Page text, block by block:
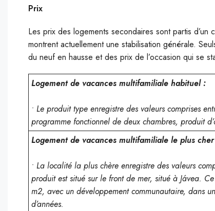
Prix
Les prix des logements secondaires sont partis
montrent actuellement une stabilisation générale.
du neuf en hausse et des prix de l’occasion qui se
Logement de vacances multifamiliale habituel :
• Le produit type enregistre des valeurs comprises
programme fonctionnel de deux chambres, produit
Logement de vacances multifamiliale le plus
• La localité la plus chère enregistre des valeurs
produit est situé sur le front de mer, situé à Jávea.
m2, avec un développement communautaire, dans
d’années.